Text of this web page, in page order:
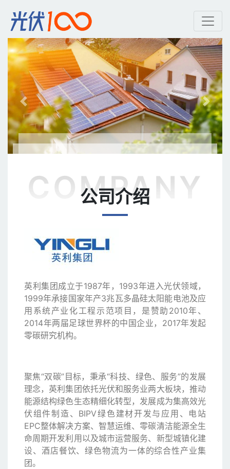
英利集团 | 光伏100
公司介绍
英利集团成立于1987年，1993年进入光伏领域，
1999年承接国家年产3兆瓦多晶硅太阳能电池及应
用系统产业化工程示范项目，是赞助2010年、
2014年两届足球世界杯的中国企业，2017年发起
零碳研究机构。
聚焦“双碳”目标，秉承“科技、绿色、服务”的发展
理念，英利集团依托光伏和服务业两大板块，推动
能源结构绿色生态精细化转型，发展成为集高效光
伏组件制造、BIPV绿色建材开发与应用、电站
EPC整体解决方案、智慧运维、零碳清洁能源全生
命周期开发利用以及城市运营服务、新型城镇化建
设、酒店餐饮、绿色物流为一体的综合性产业集
团。